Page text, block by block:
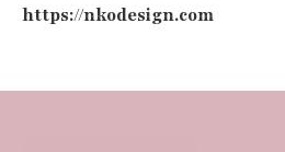
https://nkodesign.com